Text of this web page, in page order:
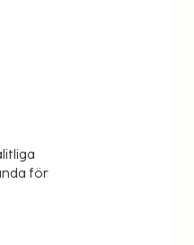
för